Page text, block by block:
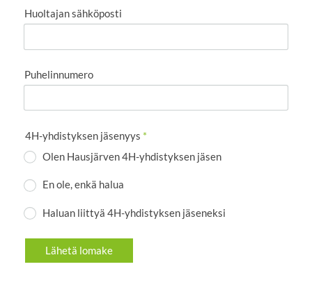
Huoltajan sähköposti
Puhelinnumero
4H-yhdistyksen jäsenyys *
Olen Hausjärven 4H-yhdistyksen jäsen
En ole, enkä halua
Haluan liittyä 4H-yhdistyksen jäseneksi
Lähetä lomake